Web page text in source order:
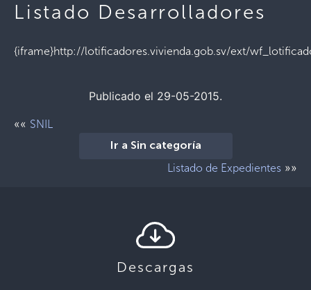
Listado Desarrolladores
{iframe}http://lotificadores.vivienda.gob.sv/ext/
Publicado el 29-05-2015.
«« SNIL
Ir a Sin categoría
Listado de Expedientes »»
Descargas